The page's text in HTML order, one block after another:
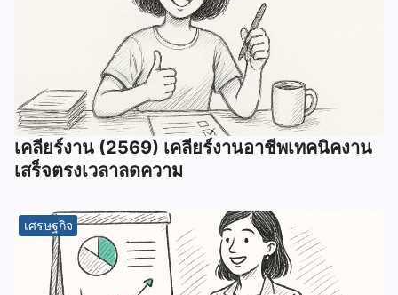
เคลียร์งาน (2569) เคลียร์งานอาชีพเทคนิคงาน
เสร็จตรงเวลาลดความ
เศรษฐกิจ